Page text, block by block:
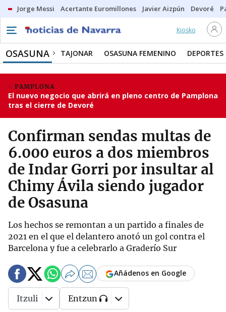
Jorge Messi Acertante Euromillones Javier Aizpún Devoré
Kiosko
OSASUNA TAJONAR OSASUNA FEMENINO DEPORTES
PAMPLONA
El nuevo negocio que abrirá en pleno centro de Pamplona
tras el cierre de Devoré
Confirman sendas multas de
6.000 euros a dos miembros
de Indar Gorri por insultar al
Chimy Ávila siendo jugador
de Osasuna
Los hechos se remontan a un partido a finales de
2021 en el que el delantero anotó un gol contra el
Barcelona y fue a celebrarlo a Graderío Sur
Añádenos en Google
Itzuli Entzun